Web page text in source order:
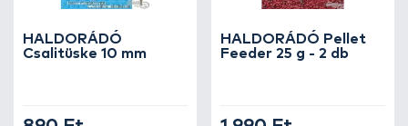
HALDORÁDÓ
Csalitüske 10 mm
HALDORÁDÓ Pellet
Feeder 25 g - 2 db